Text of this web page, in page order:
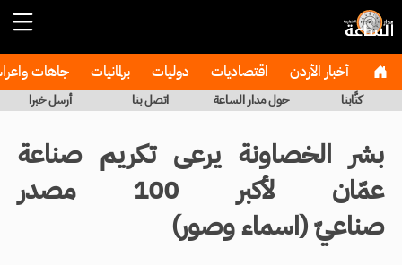
أخبار الأردن اقتصاديات دوليات برلمانيات جاهات
كتَّابنا حول مدار الساعة اتصل بنا أرسل خبرا
بشر الخصاونة يرعى تكريم صناعة
عمّان لأكبر 100 مصدر
صناعيّ (اسماء وصور)